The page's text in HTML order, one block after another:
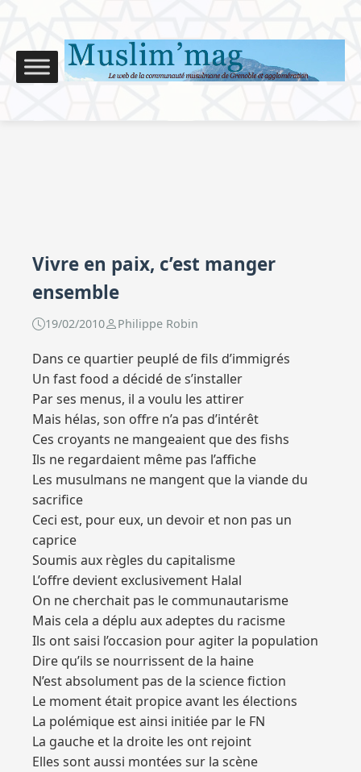
Vivre en paix, c’est manger
ensemble
19/02/2010 Philippe Robin
Dans ce quartier peuplé de fils d’immigrés
Un fast food a décidé de s’installer
Par ses menus, il a voulu les attirer
Mais hélas, son offre n’a pas d’intérêt
Ces croyants ne mangeaient que des fishs
Ils ne regardaient même pas l’affiche
Les musulmans ne mangent que la viande du
sacrifice
Ceci est, pour eux, un devoir et non pas un
caprice
Soumis aux règles du capitalisme
L’offre devient exclusivement Halal
On ne cherchait pas le communautarisme
Mais cela a déplu aux adeptes du racisme
Ils ont saisi l’occasion pour agiter la population
Dire qu’ils se nourrissent de la haine
N’est absolument pas de la science fiction
Le moment était propice avant les élections
La polémique est ainsi initiée par le FN
La gauche et la droite les ont rejoint
Elles sont aussi montées sur la scène